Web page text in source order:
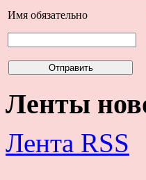
Имя обязательно
Ленты
Лента RSS